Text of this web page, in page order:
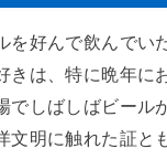
を好んで飲んでい
きは、特に晩年に
でしばしばビール
文明に触れた証と